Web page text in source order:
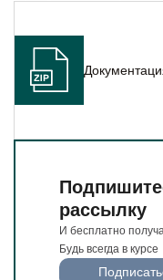
рассылку
И бесплатно
Будь всегда в курсе